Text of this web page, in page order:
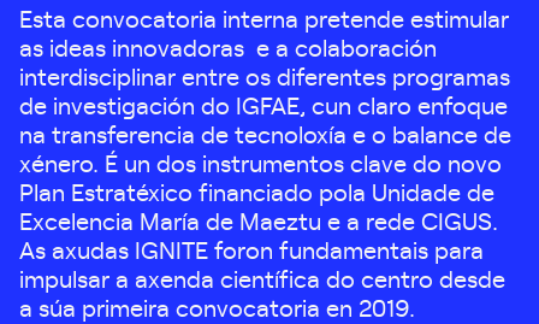
Esta convocatoria interna pretende estimular
as ideas innovadoras e a colaboración
interdisciplinar entre os diferentes programas
de investigación do IGFAE, cun claro enfoque
na transferencia de tecnoloxía e o balance de
xénero. É un dos instrumentos clave do novo
Plan Estratéxico financiado pola Unidade de
Excelencia María de Maeztu e a rede CIGUS.
As axudas IGNITE foron fundamentais para
impulsar a axenda científica do centro desde
a súa primeira convocatoria en 2019.